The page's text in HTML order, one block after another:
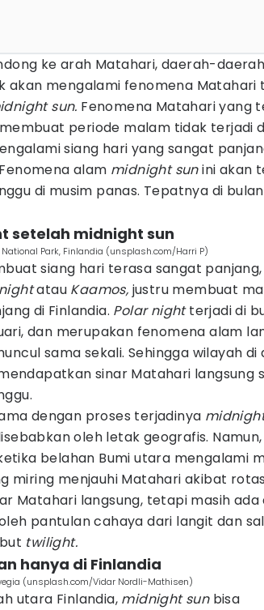
ke arah Matahari, daerah-
akan mengalami fenomena Matahari
sun. Fenomena Matahari yang
periode malam tidak terjadi
siang hari yang sangat
alam midnight sunini akan
di musim panas. Tepatnya di
setelah midnight sun
Park, Finlandia (unsplash.com/Harri P)
siang hari terasa sangat panjang,
atau Kaamos, justru membuat
di Finlandia. Polar nightterjadi di
dan merupakan fenomena alam
sama sekali. Sehingga wilayah di
sinar Matahari langsung
dengan proses terjadinya
oleh letak geografis.
belahan Bumi utara mengalami
miring menjauhi Matahari akibat
Matahari langsung, tetapi masih ada
pantulan cahaya dari langit dan
twilight.
hanya di Finlandia
(unsplash.com/Vidar Nordli-Mathisen)
utara Finlandia, midnight sunbisa